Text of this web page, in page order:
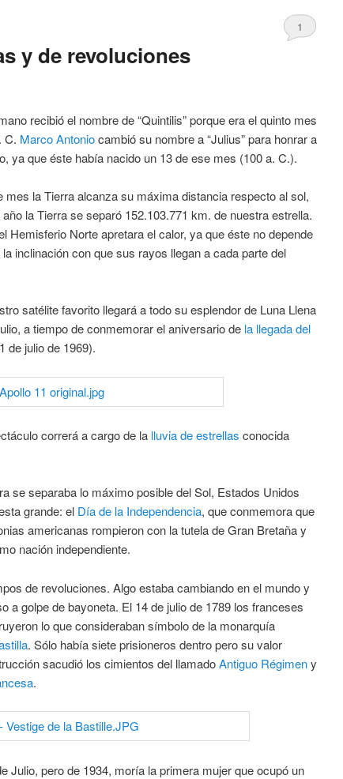
y de revoluciones
1
recibió el nombre de “Quintilis” porque era el quinto mes
C. Marco Antoniocambió su nombre a “Julius” para honrar a
ya que éste había nacido un 13 de ese mes (100 a. C.).
mes la Tierra alcanza su máxima distancia respecto al sol,
la Tierra se separó 152.103.771 km. de nuestra estrella.
Hemisferio Norte apretara el calor, ya que éste no depende
inclinación con que sus rayos llegan a cada parte del
satélite favorito llegará a todo su esplendor de Luna Llena
a tiempo de conmemorar el aniversario de la llegada del
de julio de 1969).
correrá a cargo de la lluvia de estrellas conocida
se separaba lo máximo posible del Sol, Estados Unidos
grande: el Día de la Independencia, que conmemora que
americanas rompieron con la tutela de Gran Bretaña y
nación independiente.
de revoluciones. Algo estaba cambiando en el mundo y
a golpe de bayoneta. El 14 de julio de 1789 los franceses
lo que consideraban símbolo de la monarquía
. Sólo había siete prisioneros dentro pero su valor
sacudió los cimientos del llamadoAntiguo Régimeny
.
Julio, pero de 1934, moría la primera mujer que ocupó un